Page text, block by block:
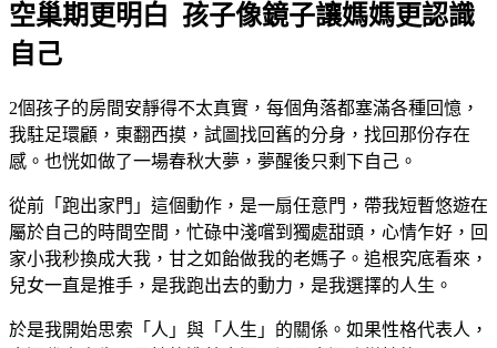
空巢期更明白 孩子像鏡子讓媽媽更認識
自己
2個孩子的房間安靜得不太真實，每個角落都塞滿各種回憶，
我駐足環顧，東翻西摸，試圖找回舊的分身，找回那份存在
感。也恍如做了一場春秋大夢，夢醒後只剩下自己。
從前「跑出家門」這個動作，是一扇任意門，帶我短暫悠遊在
屬於自己的時間空間，忙碌中淺嚐到獨處甜頭，心情乍好，回
家小我秒換成大我，甘之如飴做我的老媽子。追根究底看來，
兒女一直是推手，是我跑出去的動力，是我選擇的人生。
於是我開始思索「人」與「人生」的關係。如果性格代表人，